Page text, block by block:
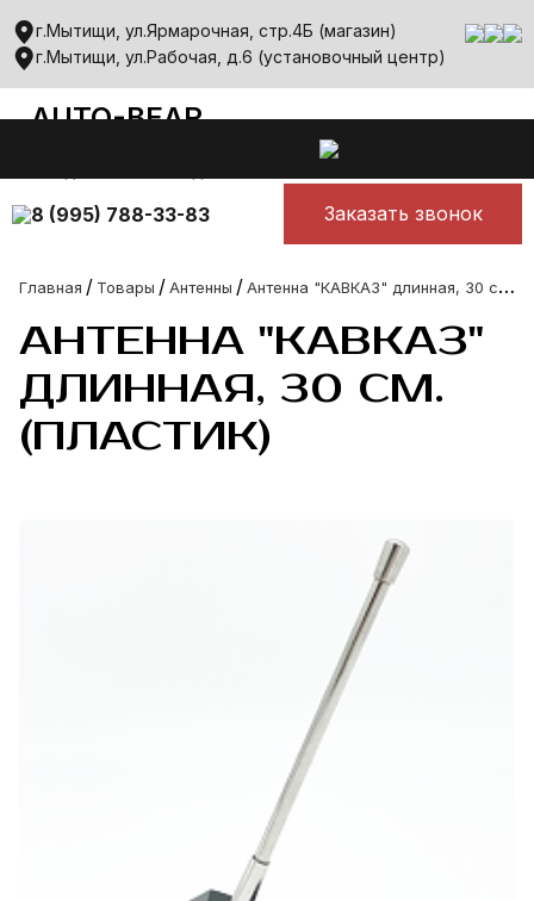
г.Мытищи, ул.Ярмарочная, стр.4Б (магазин)
г.Мытищи, ул.Рабочая, д.6 (установочный центр)
AUTO-BEAR
auto-bear@yandex.ru
8 (995) 788-33-83 Заказать звонок
Главная / Товары /Антенны / А
нтенна "КАВКАЗ" длинная, 30 см.(пластик)
АНТЕННА "КАВКАЗ"
ДЛИННАЯ, 30 СМ.
(ПЛАСТИК)